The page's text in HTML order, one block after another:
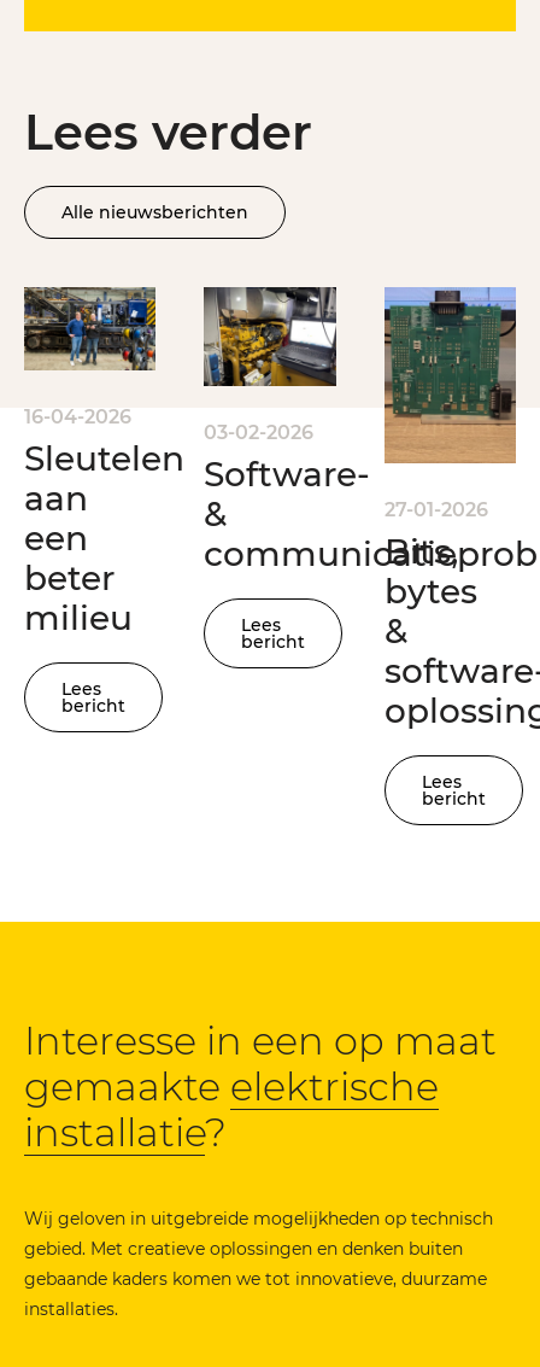
Lees verder
Alle nieuwsberichten
16-04-2026
Sleutelen
aan
een
beter
milieu
Lees
bericht
03-02-2026
Software-
&
Lees
bericht
27-01-2026
Bits,
bytes
&
Lees
bericht
Interesse in een op maat
gemaakte elektrische
installatie?
Wij geloven in uitgebreide mogelijkheden op technisch
gebied. Met creatieve oplossingen en denken buiten
gebaande kaders komen we tot innovatieve, duurzame
installaties.